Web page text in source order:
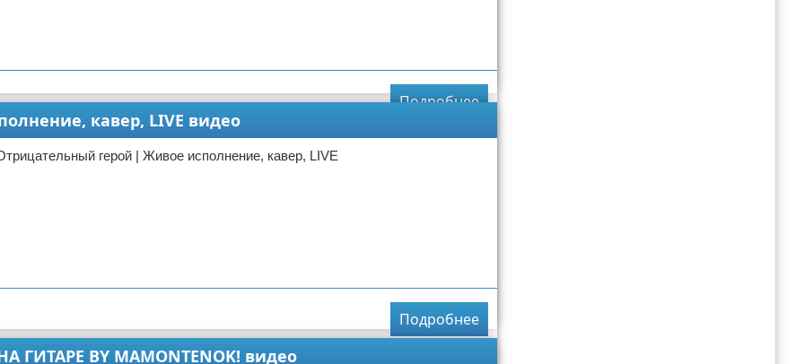
Подробнее
кавер, LIVE видео
герой | Живое исполнение, кавер, LIVE
Подробнее
ГИТАРЕ BY MAMONTENOK! видео